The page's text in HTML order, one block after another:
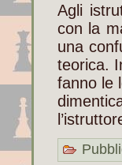
Agli
con la
una
teorica.
fanno le